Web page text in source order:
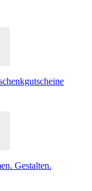
Gestalten.